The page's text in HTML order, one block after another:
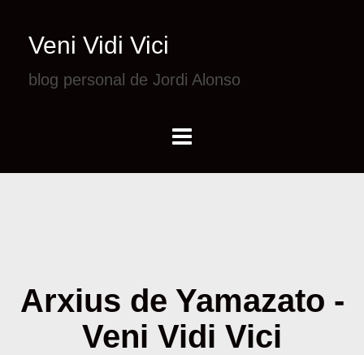
Veni Vidi Vici
blog personal de Jordi Alonso
Arxius de Yamazato -
Veni Vidi Vici